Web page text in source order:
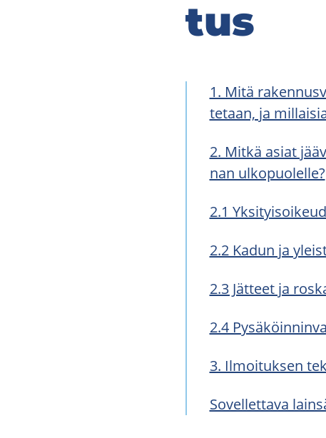
tus
1. Mitä
te­taan, ja
2. Mitkä asiat
nan ul­ko­puo­lel­le?
2.1
2.2 Kadun ja
2.3 Jät­teet ja
2.4
3. Il­moi­tuk­sen
So­vel­let­ta­va